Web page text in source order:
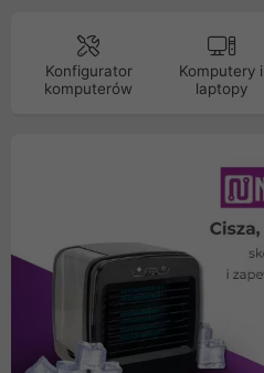
Konfigurator
komputerów
Komputery i
laptopy